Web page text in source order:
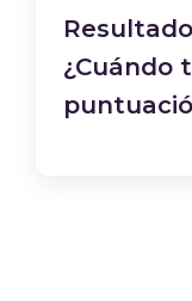
¿Cuándo